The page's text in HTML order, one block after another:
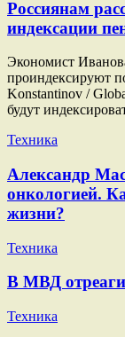
Россиянам
индексации
Экономист
проиндексируют
Konstantinov /
будут
Техника
Александр
онкологией.
жизни?
Техника
В МВД
Техника